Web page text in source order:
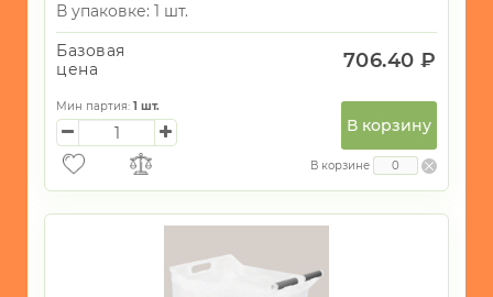
В упаковке: 1 шт.
Базовая
цена
706.40 ₽
Мин партия: 1 шт.
В корзину
В корзине